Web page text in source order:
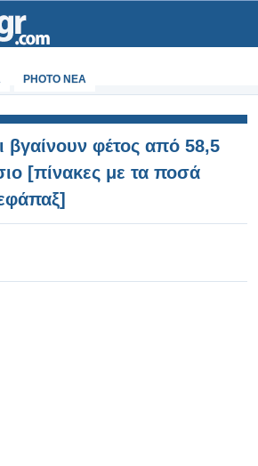
PHOTO NEA
βγαίνουν φέτος από 58,5
[πίνακες με τα ποσά